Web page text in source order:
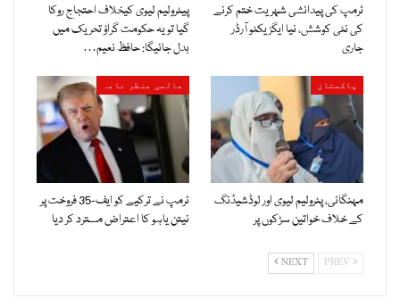
ٹرمپ کی پیدائشی شہریت ختم کرنے
کی نئی کوشش، نیا ایگزیکٹو آرڈر
جاری
پیٹرولیم لیوی کیخلاف احتجاج روکا
گیا تو یہ حکومت گراؤ تحریک میں
بدل جائیگا: حافظ نعیم…
پاکستان
مہنگائی، پٹرولیم لیوی اور لوڈشیڈنگ
کے خلاف خواتین سڑکوں پر
عالمی منظر نامہ
ٹرمپ نے ترکیے کو ایف-35 فروخت پر
نیتن یاہو کا اعتراض مسترد کر دیا
NEXT